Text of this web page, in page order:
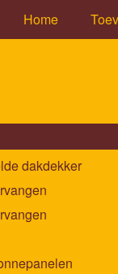
Home
dakdekker